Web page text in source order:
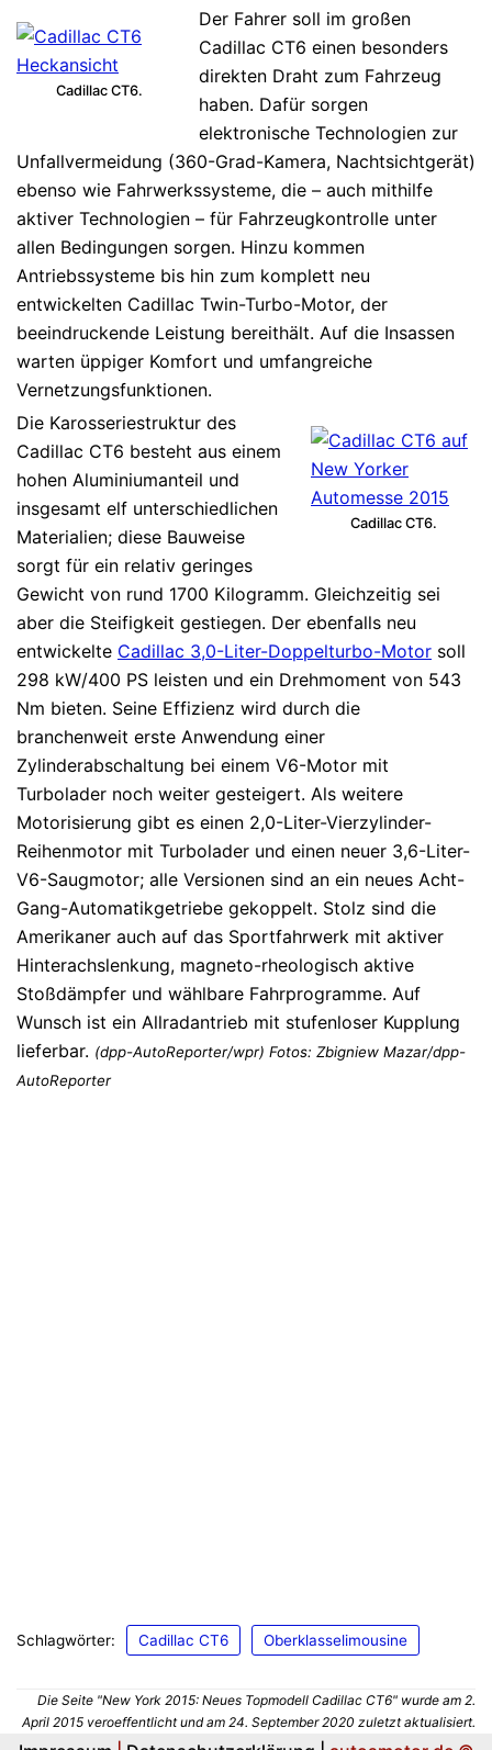
Cadillac CT6.
Der Fahrer soll im großen
Cadillac CT6 einen besonders
direkten Draht zum Fahrzeug
haben. Dafür sorgen
elektronische Technologien zur
Unfallvermeidung (360-Grad-Kamera, Nachtsichtgerät)
ebenso wie Fahrwerkssysteme, die – auch mithilfe
aktiver Technologien – für Fahrzeugkontrolle unter
allen Bedingungen sorgen. Hinzu kommen
Antriebssysteme bis hin zum komplett neu
entwickelten Cadillac Twin-Turbo-Motor, der
beeindruckende Leistung bereithält. Auf die Insassen
warten üppiger Komfort und umfangreiche
Vernetzungsfunktionen.
Cadillac CT6.
Die Karosseriestruktur des
Cadillac CT6 besteht aus einem
hohen Aluminiumanteil und
insgesamt elf unterschiedlichen
Materialien; diese Bauweise
sorgt für ein relativ geringes
Gewicht von rund 1700 Kilogramm. Gleichzeitig sei
aber die Steifigkeit gestiegen. Der ebenfalls neu
entwickelte Cadillac 3,0-Liter-Doppelturbo-Motor soll
298 kW/400 PS leisten und ein Drehmoment von 543
Nm bieten. Seine Effizienz wird durch die
branchenweit erste Anwendung einer
Zylinderabschaltung bei einem V6-Motor mit
Turbolader noch weiter gesteigert. Als weitere
Motorisierung gibt es einen 2,0-Liter-Vierzylinder-
Reihenmotor mit Turbolader und einen neuer 3,6-Liter-
V6-Saugmotor; alle Versionen sind an ein neues Acht-
Gang-Automatikgetriebe gekoppelt. Stolz sind die
Amerikaner auch auf das Sportfahrwerk mit aktiver
Hinterachslenkung, magneto-rheologisch aktive
Stoßdämpfer und wählbare Fahrprogramme. Auf
Wunsch ist ein Allradantrieb mit stufenloser Kupplung
lieferbar. (dpp-AutoReporter/wpr) Fotos: Zbigniew Mazar/dpp-
AutoReporter
Schlagwörter: Cadillac CT6 Oberklasselimousine
Die Seite "New York 2015: Neues Topmodell Cadillac CT6" wurde am 2.
April 2015 veroeffentlicht und am 24. September 2020 zuletzt aktualisiert.